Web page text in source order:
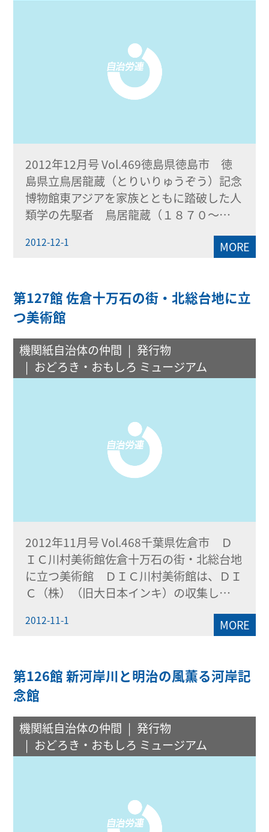
2012年12月号 Vol.469徳島県徳島市 徳
島県立鳥居龍蔵（とりいりゅうぞう）記念
博物館東アジアを家族とともに踏破した人
類学の先駆者 鳥居龍蔵（１８７０〜…
2012-12-1 MORE
第127館 佐倉十万石の街・北総台地に立
つ美術館
機関紙自治体の仲間
発行物
おどろき・おもしろ ミュージアム
2012年11月号 Vol.468千葉県佐倉市 Ｄ
ＩＣ川村美術館佐倉十万石の街・北総台地
に立つ美術館 ＤＩＣ川村美術館は、ＤＩ
Ｃ（株）（旧大日本インキ）の収集し…
2012-11-1 MORE
第126館 新河岸川と明治の風薫る河岸記
念館
機関紙自治体の仲間
発行物
おどろき・おもしろ ミュージアム